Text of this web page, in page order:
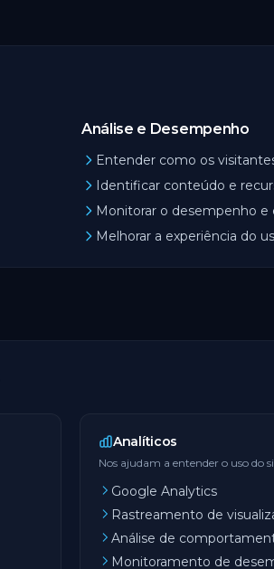
Análise e Desempenho
Entender como os
Identificar conteúdo e
Monitorar o desempenho e
Melhorar a experiência do
Analíticos
Nos ajudam a entender o uso do
Google Analytics
Rastreamento de
Análise de
Monitoramento de